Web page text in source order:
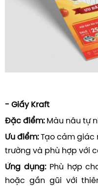
- Giấy Kraft
Đặc điểm:Màu nâu tự
Ưu điểm:Tạo cảm giác
trường và phù hợp với
Ứng dụng: Phù hợp
hoặc gần gũi với